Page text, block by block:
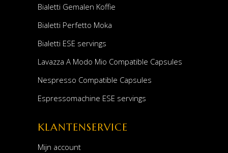
Bialetti Gemalen Koffie
Bialetti Perfetto Moka
Bialetti ESE servings
Lavazza A Modo Mio Compatible Capsules
Nespresso Compatible Capsules
Espressomachine ESE servings
KLANTENSERVICE
Mijn account